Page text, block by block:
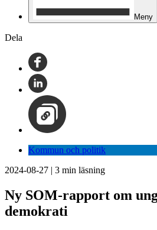
Meny
Dela
Kommun och politik
2024-08-27 | 3 min läsning
Ny SOM-rapport om
demokrati